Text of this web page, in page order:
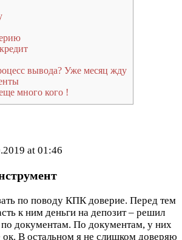
вывода? Уже месяц жду
много кого !
at 01:46
по поводу КПК доверие. Перед тем
к ним деньги на депозит – решил
документам. По документам, у них
ок. В остальном я не слишком доверяю